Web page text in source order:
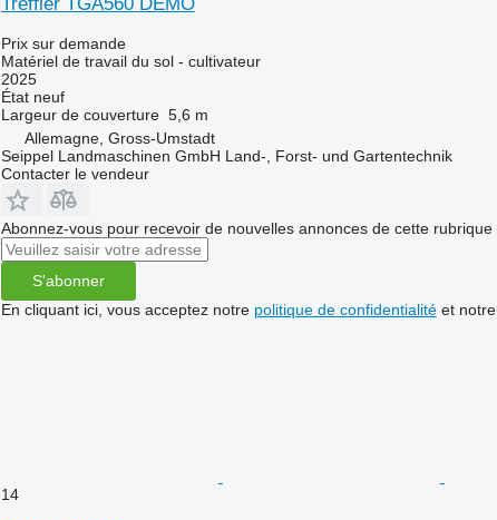
Prix sur demande
Matériel de travail du sol - cultivateur
2025
Étatneuf
Largeur de couverture 5,6 m
Allemagne, Gross-Umstadt
Seippel Landmaschinen GmbH Land-, Forst- und Gartentechnik
Contacter le vendeur
Abonnez-vous pour recevoir de nouvelles annonces de cette rubrique
S'abonner
En cliquant ici, vous acceptez notre politique de confidentialitéet notre
14